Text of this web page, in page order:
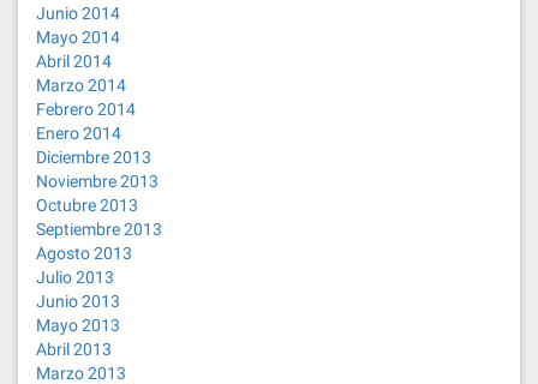
Junio 2014
Mayo 2014
Abril 2014
Marzo 2014
Febrero 2014
Enero 2014
Diciembre 2013
Noviembre 2013
Octubre 2013
Septiembre 2013
Agosto 2013
Julio 2013
Junio 2013
Mayo 2013
Abril 2013
Marzo 2013